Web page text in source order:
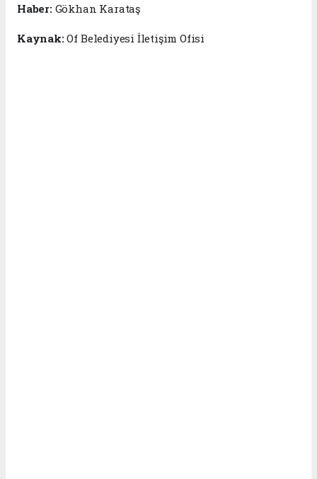
Haber: Gökhan Karataş
Kaynak:Of Belediyesi İletişim Ofisi